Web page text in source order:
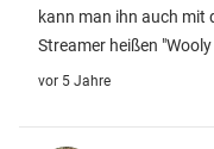
kann man ihn auch mit
Streamer heißen
vor 5 Jahre